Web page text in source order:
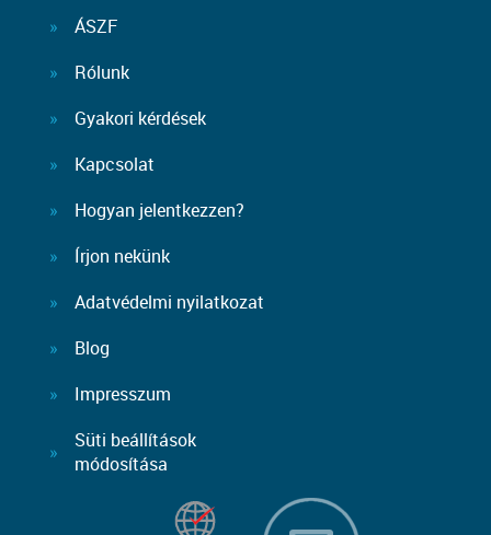
ÁSZF
Rólunk
Gyakori kérdések
Kapcsolat
Hogyan jelentkezzen?
Írjon nekünk
Adatvédelmi nyilatkozat
Blog
Impresszum
Süti beállítások
módosítása